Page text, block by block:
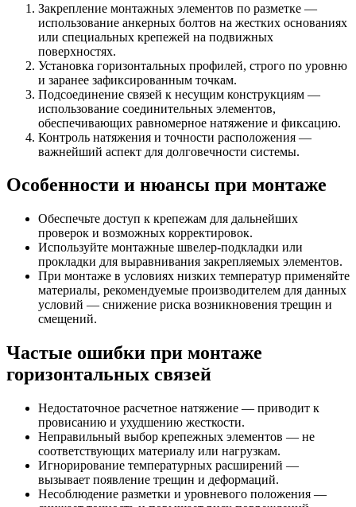
Закрепление монтажных элементов по разметке —
использование анкерных болтов на жестких основаниях
или специальных крепежей на подвижных
поверхностях.
Установка горизонтальных профилей, строго по уровню
и заранее зафиксированным точкам.
Подсоединение связей к несущим конструкциям —
использование соединительных элементов,
обеспечивающих равномерное натяжение и фиксацию.
Контроль натяжения и точности расположения —
важнейший аспект для долговечности системы.
Особенности и нюансы при монтаже
Обеспечьте доступ к крепежам для дальнейших
проверок и возможных корректировок.
Используйте монтажные швелер-подкладки или
прокладки для выравнивания закрепляемых элементов.
При монтаже в условиях низких температур применяйте
материалы, рекомендуемые производителем для данных
условий — снижение риска возникновения трещин и
смещений.
Частые ошибки при монтаже
горизонтальных связей
Недостаточное расчетное натяжение — приводит к
провисанию и ухудшению жесткости.
Неправильный выбор крепежных элементов — не
соответствующих материалу или нагрузкам.
Игнорирование температурных расширений —
вызывает появление трещин и деформаций.
Несоблюдение разметки и уровневого положения —